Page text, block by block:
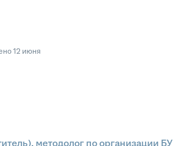
12 июня
методолог по организации БУ